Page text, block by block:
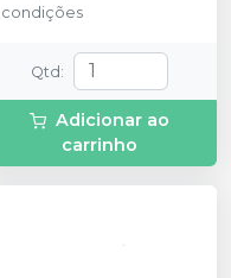
condições
Qtd:
Adicionar ao
carrinho